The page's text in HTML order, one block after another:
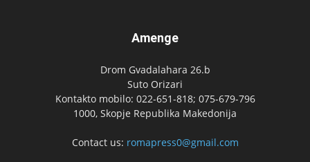
Amenge
Drom Gvadalahara 26.b
Suto Orizari
Kontakto mobilo: 022-651-818; 075-679-796
1000, Skopje Republika Makedonija
Contact us: romapress0@gmail.com